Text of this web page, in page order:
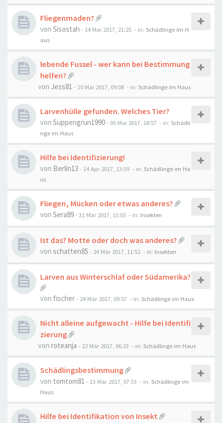
Fliegenmaden?
von Sisostah - 14 Mai 2017, 21:25 - in: Schädlinge im H
aus
lebende Fussel - wer kann bei Bestimmung
helfen?
von Jess81 - 10 Mai 2017, 09:08 - in: Schädlinge im Haus
Larvenhülle gefunden. Welches Tier?
von Suppengrün1990- 05 Mai 2017, 18:57 - in: Schädli
nge im Haus
Hilfe bei Identifizierung!
von Berlin13 - 14 Apr 2017, 13:39 - in: Schädlinge im Ha
us
Fliegen, Mücken oder etwas anderes?
von Sera89-31 Mär 2017, 13:05 - in: Insekten
Ist das? Motte oder doch was anderes?
von schatten85 - 24 Mär 2017, 11:52 - in: Insekten
Larven aus Winterschlaf oder Südamerika?
von fischer- 24 Mär 2017, 09:57 - in: Schädlinge im Haus
Nicht alleine aufgewacht - Hilfe bei Identifi
zierung
von roteanja - 22 Mär 2017, 06:23 - in: Schädlinge im Haus
Schädlingsbestimmung
von tomtom81 - 13 Mär 2017, 07:33 - in: Schädlinge im
Haus
Hilfe bei Identifikation von Insekt